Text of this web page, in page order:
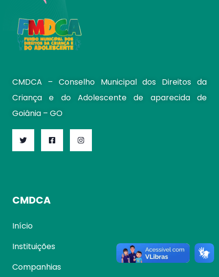
CMDCA – Conselho Municipal dos Direitos da
Criança e do Adolescente de aparecida de
Goiânia – GO
CMDCA
Início
Instituições
Companhias